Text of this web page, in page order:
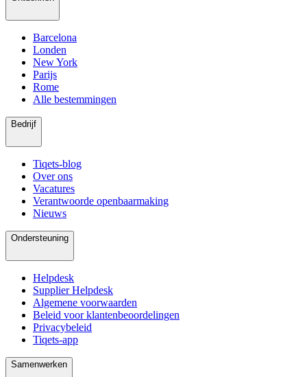
Barcelona
Londen
New York
Parijs
Rome
Alle bestemmingen
Bedrijf
Tiqets-blog
Over ons
Vacatures
Verantwoorde openbaarmaking
Nieuws
Ondersteuning
Helpdesk
Supplier Helpdesk
Algemene voorwaarden
Beleid voor klantenbeoordelingen
Privacybeleid
Tiqets-app
Samenwerken